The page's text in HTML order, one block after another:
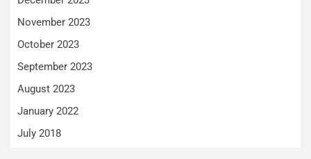
November 2023
October 2023
September 2023
August 2023
January 2022
July 2018